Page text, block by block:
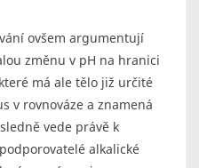
ovšem argumentují
změnu v pH na hranici
má ale tělo již určité
v rovnováze a znamená
vede právě k
alkalické